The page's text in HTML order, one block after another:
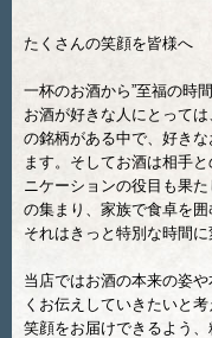
たくさんの笑顔を皆様へ
一杯のお酒から”至福の時間
お酒が好きな人にとって
の銘柄がある中で、好き
ます。そしてお酒は相手
ニケーションの役目も果
の集まり、家族で食卓を囲
それはきっと特別な時間に
当店ではお酒の本来の姿
くお伝えしていきたいと
笑顔をお届けできるよう、